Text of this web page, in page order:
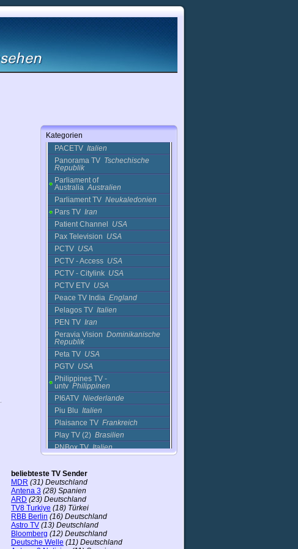
Kategorien
Oran TVAlgerien
Ourgla TVAlgerien
P5TV Province 5 TV
PACETV Italien
Panorama TV Tschechische
Republik
Parliament of
AustraliaAustralien
Parliament TV Neukaledonien
Pars TV Iran
Patient Channel
USA
Pax Television USA
PCTV USA
PCTV - Access USA
PCTV - Citylink USA
PCTV ETV USA
Peace TV India England
Pelagos TV Italien
PEN TV Iran
Peravia Vision Dominikanische
Republik
Peta TV USA
PGTV USA
Philippines TV -
untv Philippinen
PI6ATV Niederlande
Piu Blu Italien
Plaisance TV Frankreich
Play TV (2) Brasilien
PNBox TVItalien
POD TV (Japan)
Politiek 24
Ponte Rio Niteroi
Ponte Rio Niteroi (2)
Pop-ip (I)Israel
Pop-ip (II)Israel
Pratech TVRumänien
beliebteste TV Sender
MDR (31) Deutschland
Antena 3 (28) Spanien
ARD (23) Deutschland
TV8 Turkiye (18) Türkei
RBB Berlin (16) Deutschland
Astro TV (13) Deutschland
Bloomberg (12) Deutschland
Deutsche Welle (11) Deutschland